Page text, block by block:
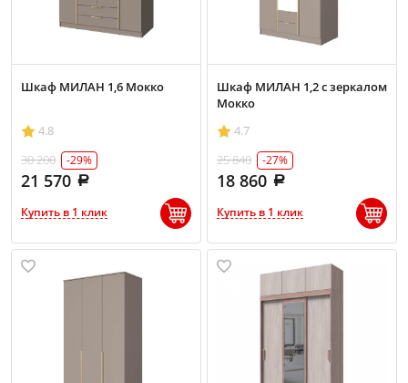
Шкаф МИЛАН 1,6 Мокко
4.8
30 200
-29%
21 570
Купить в 1 клик
Шкаф МИЛАН 1,2 с зеркалом
Мокко
4.7
25 840
-27%
18 860
Купить в 1 клик